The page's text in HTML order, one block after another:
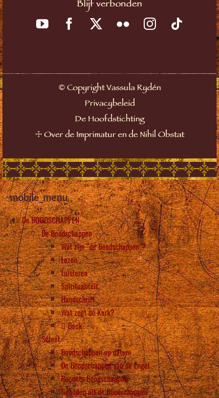
Blijf verbonden
©Copyright Vassula Rydén
Privacybeleid
De Hoofdstichting
☩ Over de Imprimatur en de Nihil Obstat
mobile_menu
De BOODSCHAPPEN
De Boodschappen
Wat zijn “de Boodschappen”?
Lezen
Luisteren
Spiritualiteit
Handschrift
Wat zegt de Kerk?
Back
Select
Boodschappen op datum
De Boodschappen van de Engel
Recente Boodschappen
Gebeden uit de Boodschappen